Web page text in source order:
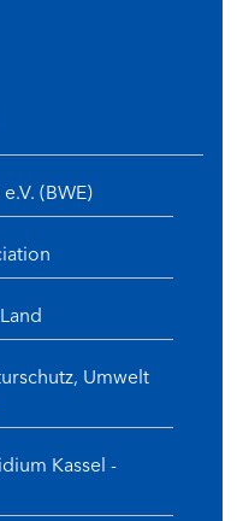
(BWE)
Umwelt
Kassel -